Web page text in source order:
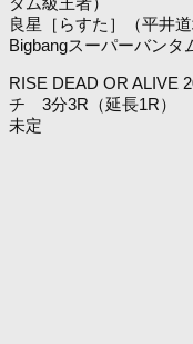
良星［らすた］（平井
Bigbangスーパーバンタ
RISE DEAD OR ALIVE
チ 3分3R（延長1R）
未定